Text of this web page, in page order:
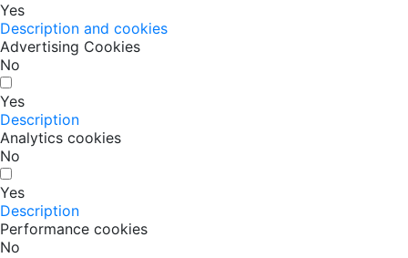
Yes
Description and cookies
Advertising Cookies
No
Yes
Description
Analytics cookies
No
Yes
Description
Performance cookies
No